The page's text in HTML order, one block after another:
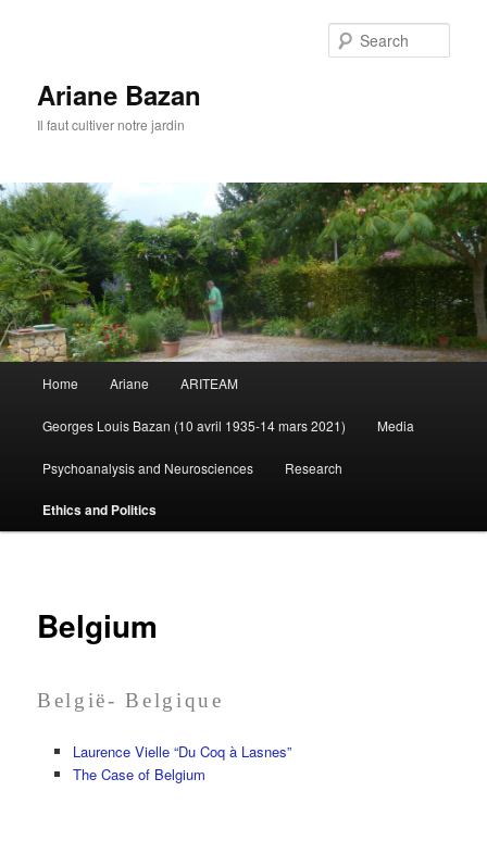
Ariane Bazan
Il faut cultiver notre jardin
Skip
to
primary
Home Ariane ARITEAM
Georges Louis Bazan (10 avril 1935-14 mars 2021) Media
Psychoanalysis and Neurosciences Research
Ethics and Politics
Belgium
België- Belgique
Laurence Vielle “Du Coq à Lasnes”
The Case of Belgium